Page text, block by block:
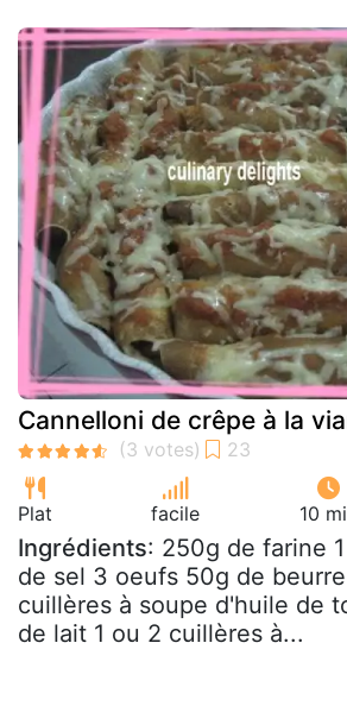
Cannelloni de crêpe à la
Plat facile 10
Ingrédients: 250g de farine
de sel 3 oeufs 50g de
cuillères à soupe d'huile de
de lait 1 ou 2 cuillères à...